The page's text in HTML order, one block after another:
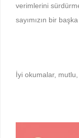
verimlerini
sayımızın bir
İyi okumalar, mutlu,